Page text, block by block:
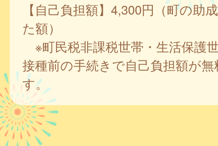
【自己負担額】4,300円（町の助
た額）
※町民税非課税世帯・生活保護
接種前の手続きで自己負担額が
す。